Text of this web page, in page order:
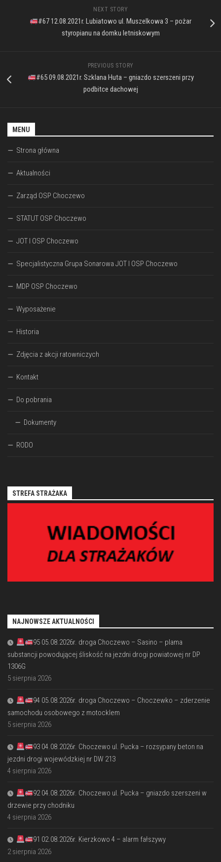
NEXT STORY
#67 12.08.2021r. Lubiatowo ul. Muszelkowa 3 – pożar
styropianu na domku letniskowym
PREVIOUS STORY
#65 09.08.2021r. Szklana Huta – gniazdo szerszeni przy
podbitce dachowej
MENU
Strona główna
Aktualności
Zarząd OSP Choczewo
STATUT OSP Choczewo
JOT I OSP Choczewo
Specjalistyczna Grupa Sonarowa JOT I OSP Choczewo
MDP OSP Choczewo
Wyposażenie
Historia
Zdjęcia z akcji ratowniczych
Kontakt
Do pobrania
Dokumenty
RODO
STREFA STRAŻAKA
NAJNOWSZE AKTUALNOŚCI
95 05.08.2026r. droga Choczewo – Sasino – plama
substancji powodującej śliskość na jezdni drogi powiatowej nr DP
1306G
5 sierpnia 2026
94 05.08.2026r. droga Choczewo – Choczewko – zderzenie
samochodu osobowego z motocklem
5 sierpnia 2026
93 04.08.2026r. Choczewo ul. Pucka – rozsypany beton na
jezdni drogi wojewódzkiej nr DW 213
4 sierpnia 2026
92 04.08.2026r. Choczewo ul. Pucka – gniazdo szerszeni w
drzewie przy chodniku
4 sierpnia 2026
91 02.08.2026r. Kierzkowo 4 – alarm fałszywy
2 sierpnia 2026